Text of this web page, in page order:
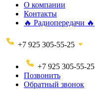
О компании
Контакты
🔥 Радиопередачи 🔥
+7 925 305-55-25
+7 925 305-55-25
Позвонить
Обратный звонок